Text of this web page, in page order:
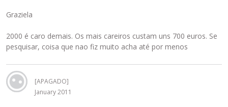
Graziela
2000 é caro demais. Os mais careiros custam uns 700 euros. Se
pesquisar, coisa que nao fiz muito acha até por menos
[APAGADO]
January 2011